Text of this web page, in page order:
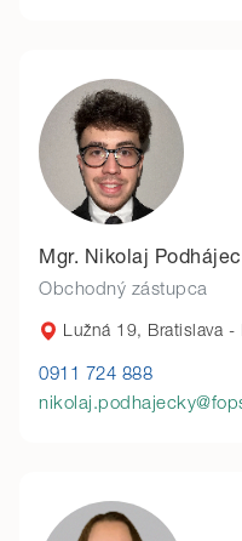
Mgr. Nikolaj
Obchodný zástupca
Lužná 19, Bratislava -
0911 724 888